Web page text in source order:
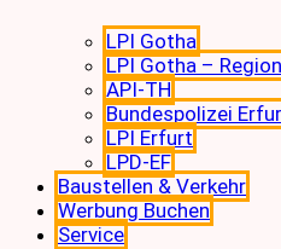
LPI Gotha
LPI Gotha –
API-TH
Bundespolizei
LPI Erfurt
LPD-EF
Baustellen & Verkehr
Werbung Buchen
Service